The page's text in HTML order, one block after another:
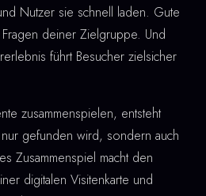
Nutzer sie schnell laden. Gute
deiner Zielgruppe. Und
führt Besucher zielsicher
zusammenspielen, entsteht
gefunden wird, sondern auch
Zusammenspiel macht den
digitalen Visitenkarte und